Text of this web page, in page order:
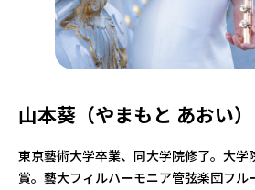
山本葵（やまもと あお
東京藝術大学卒業、同大学院修了。大学
賞。藝大フィルハーモニア管弦楽団フル